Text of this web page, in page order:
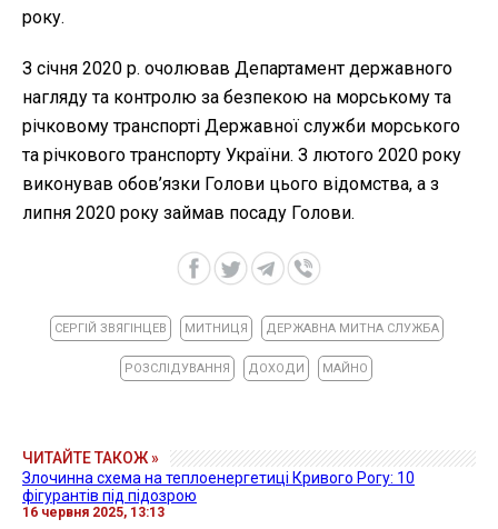
року.
З січня 2020 р. очолював Департамент державного
нагляду та контролю за безпекою на морському та
річковому транспорті Державної служби морського
та річкового транспорту України. З лютого 2020 року
виконував обов’язки Голови цього відомства, а з
липня 2020 року займав посаду Голови.
СЕРГІЙ ЗВЯГІНЦЕВ МИТНИЦЯ ДЕРЖАВНА МИТНА СЛУЖБА
РОЗСЛІДУВАННЯ ДОХОДИ МАЙНО
ЧИТАЙТЕ ТАКОЖ »
Злочинна схема на теплоенергетиці Кривого Рогу: 10
фігурантів під підозрою
16 червня 2025, 13:13